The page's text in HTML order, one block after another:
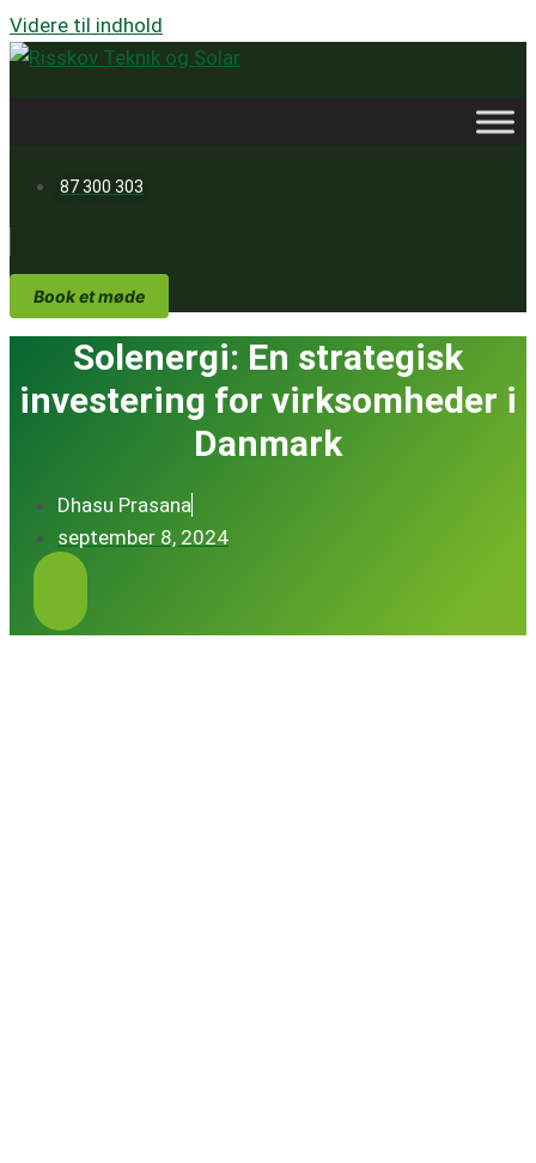
Videre til indhold
87 300 303
Book et møde
Solenergi: En strategisk
investering for virksomheder i
Danmark
Dhasu Prasana
september 8, 2024